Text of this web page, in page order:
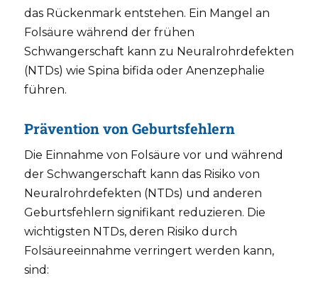
das Rückenmark entstehen. Ein Mangel an
Folsäure während der frühen
Schwangerschaft kann zu Neuralrohrdefekten
(NTDs) wie Spina bifida oder Anenzephalie
führen.
Prävention von Geburtsfehlern
Die Einnahme von Folsäure vor und während
der Schwangerschaft kann das Risiko von
Neuralrohrdefekten (NTDs) und anderen
Geburtsfehlern signifikant reduzieren. Die
wichtigsten NTDs, deren Risiko durch
Folsäureeinnahme verringert werden kann,
sind: